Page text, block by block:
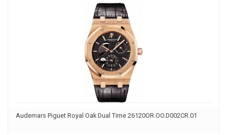
Audemars Piguet Royal Oak Dual Time 26120OR.OO.D002CR.01